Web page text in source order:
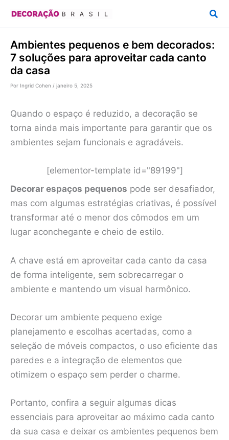
conteúdo
Ambientes pequenos e bem decorados:
7 soluções para aproveitar cada canto
da casa
Por Ingrid Cohen / janeiro 5, 2025
Quando o espaço é reduzido, a decoração se
torna ainda mais importante para garantir que os
ambientes sejam funcionais e agradáveis.
[elementor-template id="89199"]
Decorar espaços pequenos pode ser desafiador,
mas com algumas estratégias criativas, é possível
transformar até o menor dos cômodos em um
lugar aconchegante e cheio de estilo.
A chave está em aproveitar cada canto da casa
de forma inteligente, sem sobrecarregar o
ambiente e mantendo um visual harmônico.
Decorar um ambiente pequeno exige
planejamento e escolhas acertadas, como a
seleção de móveis compactos, o uso eficiente das
paredes e a integração de elementos que
otimizem o espaço sem perder o charme.
Portanto, confira a seguir algumas dicas
essenciais para aproveitar ao máximo cada canto
da sua casa e deixar os ambientes pequenos bem